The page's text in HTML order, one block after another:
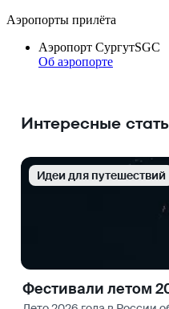
Аэропорты прилёта
Аэропорт СургутSGC
Об аэропорте
Интересные
Идеи для путешествий
Фестивали летом